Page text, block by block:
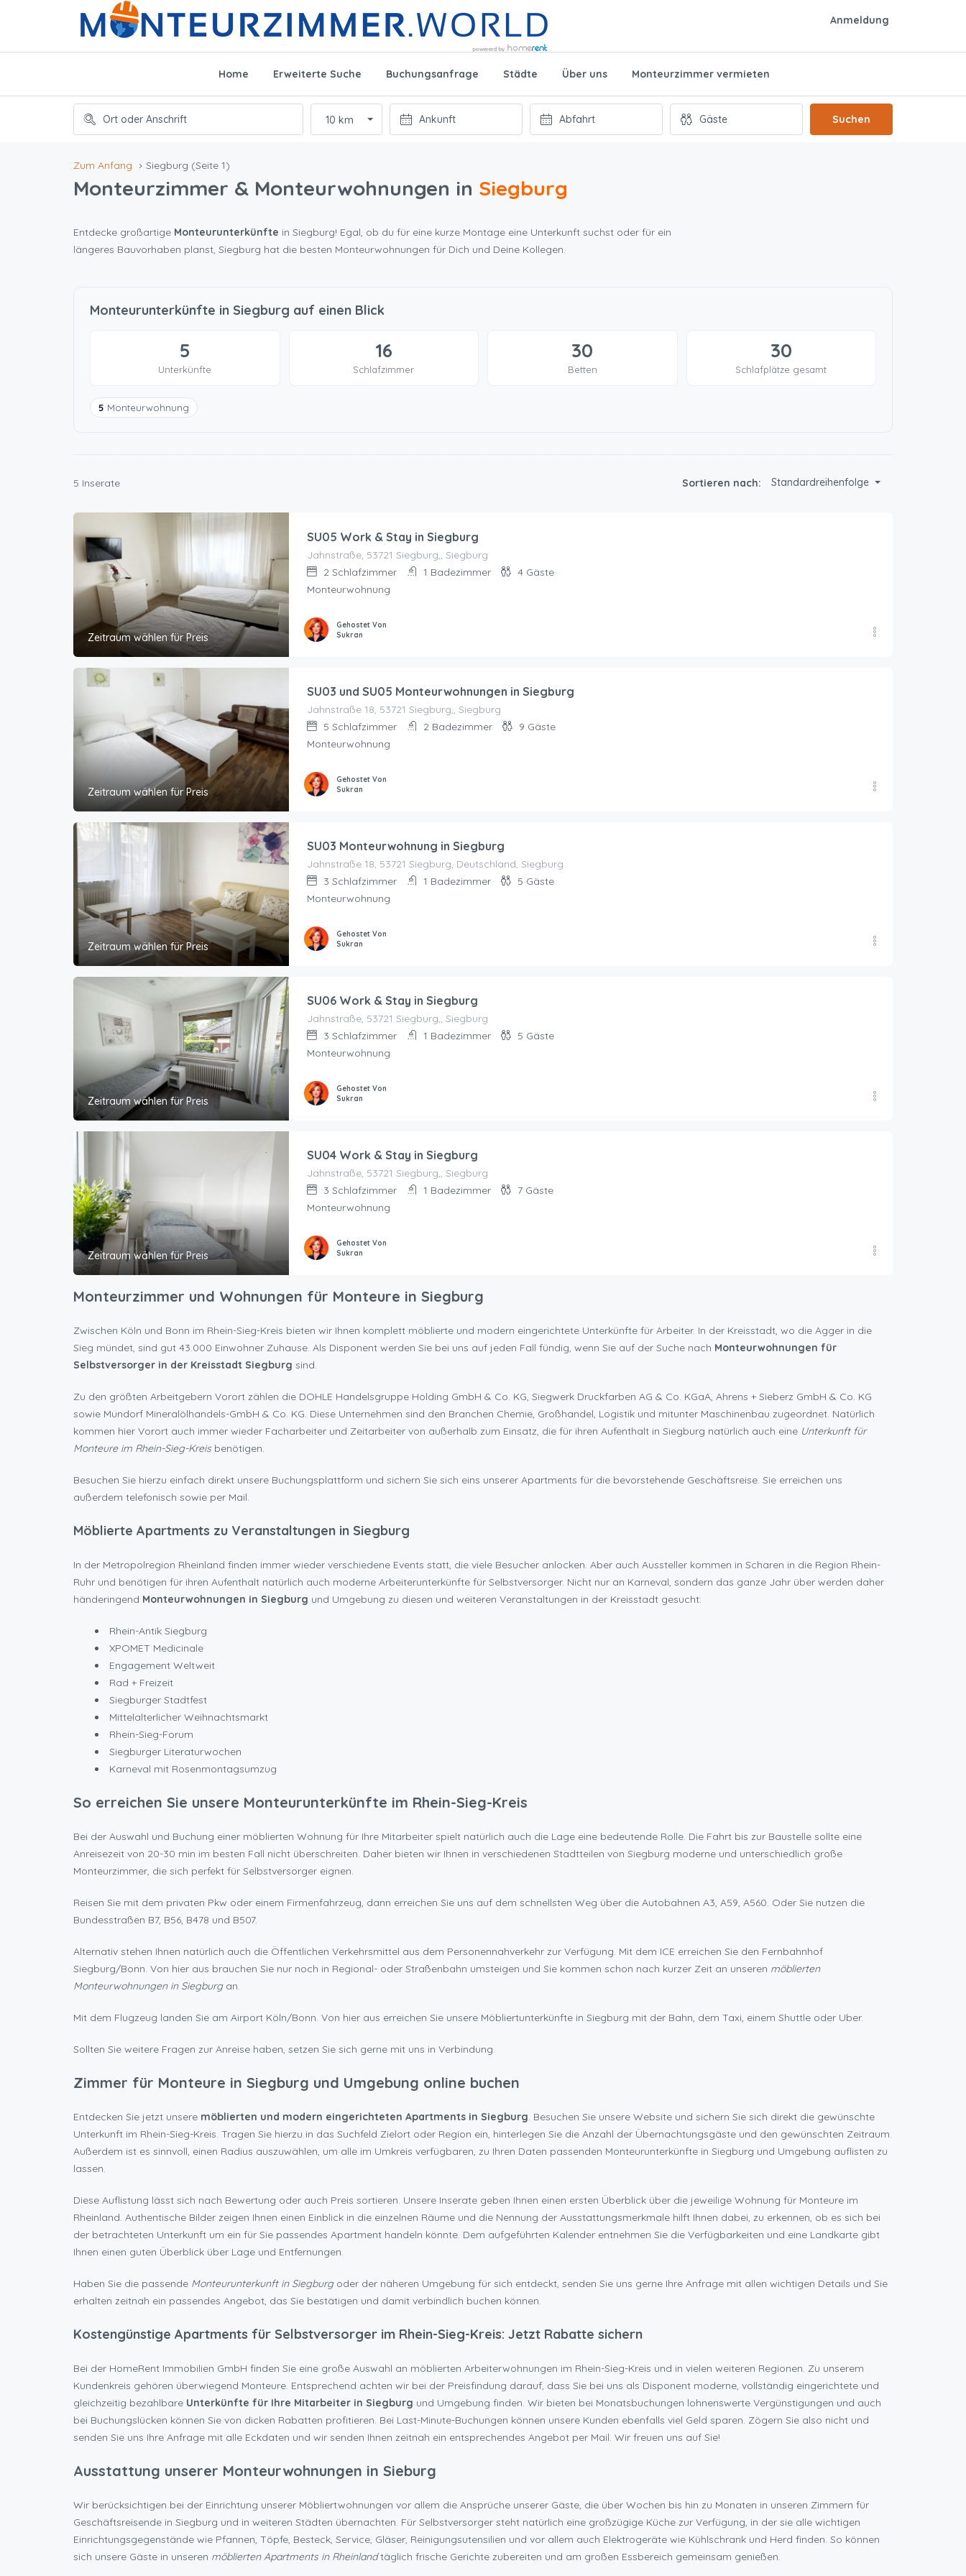
Anmeldung
Home Erweiterte Suche Buchungsanfrage Städte Über uns Monteurzimmer vermieten
10 km Suchen
Zum Anfang Siegburg (Seite 1)
Monteurzimmer & Monteurwohnungen in Siegburg
Entdecke großartige Monteurunterkünfte in Siegburg! Egal, ob du für eine kurze Montage eine Unterkunft suchst oder für ein
längeres Bauvorhaben planst, Siegburg hat die besten Monteurwohnungen für Dich und Deine Kollegen.
Monteurunterkünfte in Siegburg auf einen Blick
5
Unterkünfte
16
Schlafzimmer
30
Betten
30
Schlafplätze gesamt
5 Monteurwohnung
5 Inserate Sortieren nach: Standardreihenfolge
Zeitraum wählen für Preis
SU05 Work & Stay in Siegburg
Jahnstraße, 53721 Siegburg,, Siegburg
2 Schlafzimmer 1 Badezimmer 4 Gäste
Monteurwohnung
Gehostet Von
Sukran
Zeitraum wählen für Preis
SU03 und SU05 Monteurwohnungen in Siegburg
Jahnstraße 18, 53721 Siegburg,, Siegburg
5 Schlafzimmer 2 Badezimmer 9 Gäste
Monteurwohnung
Gehostet Von
Sukran
Zeitraum wählen für Preis
SU03 Monteurwohnung in Siegburg
Jahnstraße 18, 53721 Siegburg, Deutschland, Siegburg
3 Schlafzimmer 1 Badezimmer 5 Gäste
Monteurwohnung
Gehostet Von
Sukran
Zeitraum wählen für Preis
SU06 Work & Stay in Siegburg
Jahnstraße, 53721 Siegburg,, Siegburg
3 Schlafzimmer 1 Badezimmer 5 Gäste
Monteurwohnung
Gehostet Von
Sukran
Zeitraum wählen für Preis
SU04 Work & Stay in Siegburg
Jahnstraße, 53721 Siegburg,, Siegburg
3 Schlafzimmer 1 Badezimmer 7 Gäste
Monteurwohnung
Gehostet Von
Sukran
Monteurzimmer und Wohnungen für Monteure in Siegburg
Zwischen Köln und Bonn im Rhein-Sieg-Kreis bieten wir Ihnen komplett möblierte und modern eingerichtete Unterkünfte für Arbeiter. In der Kreisstadt, wo die Agger in die
Sieg mündet, sind gut 43.000 Einwohner Zuhause. Als Disponent werden Sie bei uns auf jeden Fall fündig, wenn Sie auf der Suche nach Monteurwohnungen für
Selbstversorger in der Kreisstadt Siegburg sind.
Zu den größten Arbeitgebern Vorort zählen die DOHLE Handelsgruppe Holding GmbH & Co. KG, Siegwerk Druckfarben AG & Co. KGaA, Ahrens + Sieberz GmbH & Co. KG
sowie Mundorf Mineralölhandels-GmbH & Co. KG. Diese Unternehmen sind den Branchen Chemie, Großhandel, Logistik und mitunter Maschinenbau zugeordnet. Natürlich
kommen hier Vorort auch immer wieder Facharbeiter und Zeitarbeiter von außerhalb zum Einsatz, die für ihren Aufenthalt in Siegburg natürlich auch eine Unterkunft für
Monteure im Rhein-Sieg-Kreis benötigen.
Besuchen Sie hierzu einfach direkt unsere Buchungsplattform und sichern Sie sich eins unserer Apartments für die bevorstehende Geschäftsreise. Sie erreichen uns
außerdem telefonisch sowie per Mail.
Möblierte Apartments zu Veranstaltungen in Siegburg
In der Metropolregion Rheinland finden immer wieder verschiedene Events statt, die viele Besucher anlocken. Aber auch Aussteller kommen in Scharen in die Region Rhein-
Ruhr und benötigen für ihren Aufenthalt natürlich auch moderne Arbeiterunterkünfte für Selbstversorger. Nicht nur an Karneval, sondern das ganze Jahr über werden daher
händeringend Monteurwohnungen in Siegburg und Umgebung zu diesen und weiteren Veranstaltungen in der Kreisstadt gesucht:
Rhein-Antik Siegburg
XPOMET Medicinale
Engagement Weltweit
Rad + Freizeit
Siegburger Stadtfest
Mittelalterlicher Weihnachtsmarkt
Rhein-Sieg-Forum
Siegburger Literaturwochen
Karneval mit Rosenmontagsumzug
So erreichen Sie unsere Monteurunterkünfte im Rhein-Sieg-Kreis
Bei der Auswahl und Buchung einer möblierten Wohnung für Ihre Mitarbeiter spielt natürlich auch die Lage eine bedeutende Rolle. Die Fahrt bis zur Baustelle sollte eine
Anreisezeit von 20-30 min im besten Fall nicht überschreiten. Daher bieten wir Ihnen in verschiedenen Stadtteilen von Siegburg moderne und unterschiedlich große
Monteurzimmer, die sich perfekt für Selbstversorger eignen.
Reisen Sie mit dem privaten Pkw oder einem Firmenfahrzeug, dann erreichen Sie uns auf dem schnellsten Weg über die Autobahnen A3, A59, A560. Oder Sie nutzen die
Bundesstraßen B7, B56, B478 und B507.
Alternativ stehen Ihnen natürlich auch die Öffentlichen Verkehrsmittel aus dem Personennahverkehr zur Verfügung. Mit dem ICE erreichen Sie den Fernbahnhof
Siegburg/Bonn. Von hier aus brauchen Sie nur noch in Regional- oder Straßenbahn umsteigen und Sie kommen schon nach kurzer Zeit an unseren möblierten
Monteurwohnungen in Siegburgan.
Mit dem Flugzeug landen Sie am Airport Köln/Bonn. Von hier aus erreichen Sie unsere Möbliertunterkünfte in Siegburg mit der Bahn, dem Taxi, einem Shuttle oder Uber.
Sollten Sie weitere Fragen zur Anreise haben, setzen Sie sich gerne mit uns in Verbindung.
Zimmer für Monteure in Siegburg und Umgebung online buchen
Entdecken Sie jetzt unsere möblierten und modern eingerichteten Apartments in Siegburg. Besuchen Sie unsere Website und sichern Sie sich direkt die gewünschte
Unterkunft im Rhein-Sieg-Kreis. Tragen Sie hierzu in das Suchfeld Zielort oder Region ein, hinterlegen Sie die Anzahl der Übernachtungsgäste und den gewünschten Zeitraum.
Außerdem ist es sinnvoll, einen Radius auszuwählen, um alle im Umkreis verfügbaren, zu Ihren Daten passenden Monteurunterkünfte in Siegburg und Umgebung auflisten zu
lassen.
Diese Auflistung lässt sich nach Bewertung oder auch Preis sortieren. Unsere Inserate geben Ihnen einen ersten Überblick über die jeweilige Wohnung für Monteure im
Rheinland. Authentische Bilder zeigen Ihnen einen Einblick in die einzelnen Räume und die Nennung der Ausstattungsmerkmale hilft Ihnen dabei, zu erkennen, ob es sich bei
der betrachteten Unterkunft um ein für Sie passendes Apartment handeln könnte. Dem aufgeführten Kalender entnehmen Sie die Verfügbarkeiten und eine Landkarte gibt
Ihnen einen guten Überblick über Lage und Entfernungen.
Haben Sie die passende Monteurunterkunft in Siegburgoder der näheren Umgebung für sich entdeckt, senden Sie uns gerne Ihre Anfrage mit allen wichtigen Details und Sie
erhalten zeitnah ein passendes Angebot, das Sie bestätigen und damit verbindlich buchen können.
Kostengünstige Apartments für Selbstversorger im Rhein-Sieg-Kreis: Jetzt Rabatte sichern
Bei der HomeRent Immobilien GmbH finden Sie eine große Auswahl an möblierten Arbeiterwohnungen im Rhein-Sieg-Kreis und in vielen weiteren Regionen. Zu unserem
Kundenkreis gehören überwiegend Monteure. Entsprechend achten wir bei der Preisfindung darauf, dass Sie bei uns als Disponent moderne, vollständig eingerichtete und
gleichzeitig bezahlbare Unterkünfte für Ihre Mitarbeiter in Siegburg und Umgebung finden. Wir bieten bei Monatsbuchungen lohnenswerte Vergünstigungen und auch
bei Buchungslücken können Sie von dicken Rabatten profitieren. Bei Last-Minute-Buchungen können unsere Kunden ebenfalls viel Geld sparen. Zögern Sie also nicht und
senden Sie uns Ihre Anfrage mit alle Eckdaten und wir senden Ihnen zeitnah ein entsprechendes Angebot per Mail. Wir freuen uns auf Sie!
Ausstattung unserer Monteurwohnungen in Sieburg
Wir berücksichtigen bei der Einrichtung unserer Möbliertwohnungen vor allem die Ansprüche unserer Gäste, die über Wochen bis hin zu Monaten in unseren Zimmern für
Geschäftsreisende in Siegburg und in weiteren Städten übernachten. Für Selbstversorger steht natürlich eine großzügige Küche zur Verfügung, in der sie alle wichtigen
Einrichtungsgegenstände wie Pfannen, Töpfe, Besteck, Service, Gläser, Reinigungsutensilien und vor allem auch Elektrogeräte wie Kühlschrank und Herd finden. So können
sich unsere Gäste in unseren möblierten Apartments in Rheinlandtäglich frische Gerichte zubereiten und am großen Essbereich gemeinsam genießen.